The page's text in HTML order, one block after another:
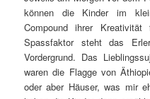
können die Kinder im
Compound ihrer
Spassfaktor steht das
Vordergrund. Das
waren die Flagge von
oder aber Häuser, was mir